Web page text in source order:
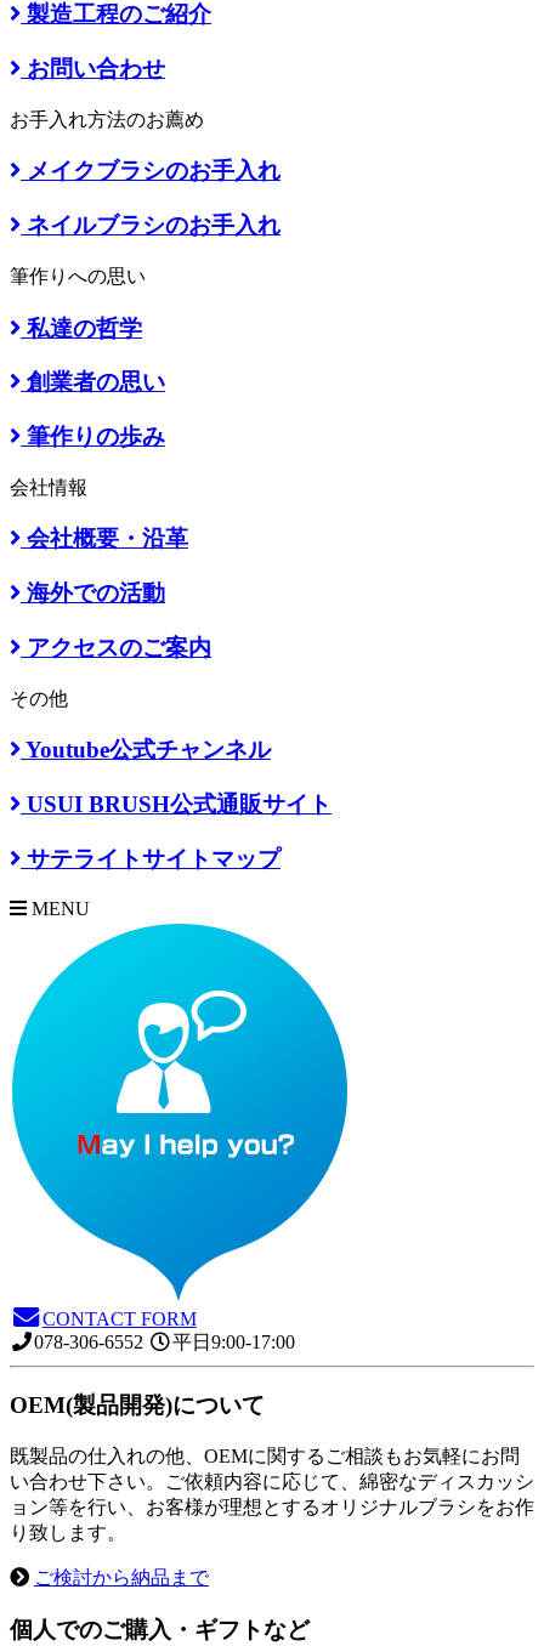
製造工程のご紹介
お問い合わせ
お手入れ方法のお薦め
メイクブラシのお手入れ
ネイルブラシのお手入れ
筆作りへの思い
私達の哲学
創業者の思い
筆作りの歩み
会社情報
会社概要・沿革
海外での活動
アクセスのご案内
その他
Youtube公式チャンネル
USUI BRUSH公式通販サイト
サテライトサイトマップ
MENU
CONTACT FORM
078-306-6552
平日9:00-17:00
OEM(製品開発)について
既製品の仕入れの他、OEMに関するご相談もお気軽にお問
い合わせ下さい。ご依頼内容に応じて、綿密なディスカッシ
ョン等を行い、お客様が理想とするオリジナルブラシをお作
り致します。
ご検討から納品まで
個人でのご購入・ギフトなど